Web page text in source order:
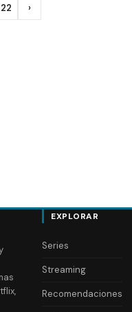
22 ›
EXPLORAR
Series
Streaming
Recomendaciones